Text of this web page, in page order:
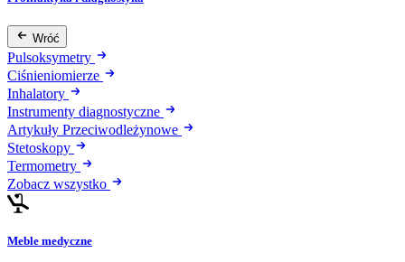
Wróć
Pulsoksymetry
Ciśnieniomierze
Inhalatory
Instrumenty diagnostyczne
Artykuły Przeciwodleżynowe
Stetoskopy
Termometry
Zobacz wszystko
Meble medyczne